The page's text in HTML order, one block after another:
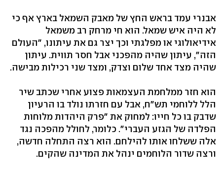
אבנרי עמד בראש החץ של מאבק השמאל בארץ אף כי
לא היה איש שמאל. הוא חי מרחק רב משמאל
אידיאולוגי או מפלגתי וכך יצר גם את עיתונו, "העולם
הזה", עיתון שהיה מהפכני אבל חסר תווית. עיתון
שהיה מצד אחד שלום וצדק, ומצד שני רכילות מבישה.
הוא חזר ממלחמת העצמאות פצוע אחרי שכתב שיר
הלל ללוחמי תש"ח, אבל עם חזרתו נולד בו הרעיון
שדבק בו כל חייו: למחוק את "פרק היהדות מלוחות
הפלדה של הגזע העברי". כלומר, לחולל מהפכה נגד
אלה ששלחו אותו להילחם. הוא רצה התחלה חדשה,
ורצה שדור הלוחמים ינהל את המדינה שהקים.